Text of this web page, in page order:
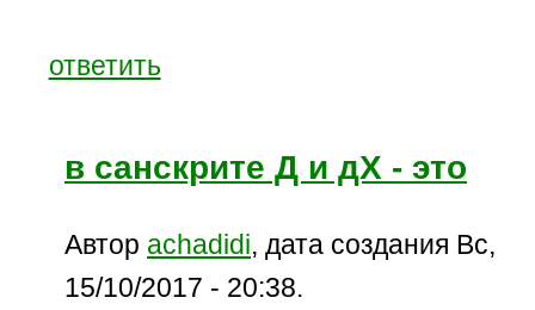
ответить
в санскрите Д и дХ - это
Автор achadidi, дата создания Вс,
15/10/2017 - 20:38.